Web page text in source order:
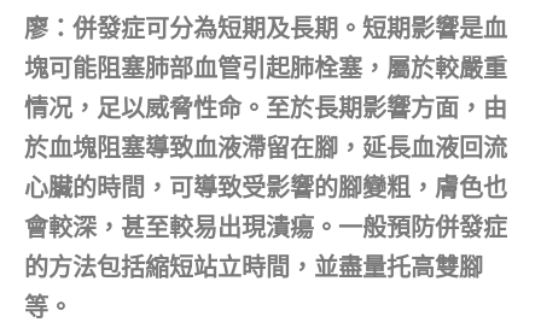
廖：併發症可分為短期及長期。短期影響是血
塊可能阻塞肺部血管引起肺栓塞，屬於較嚴重
情况，足以威脅性命。至於長期影響方面，由
於血塊阻塞導致血液滯留在腳，延長血液回流
心臟的時間，可導致受影響的腳變粗，膚色也
會較深，甚至較易出現潰瘍。一般預防併發症
的方法包括縮短站立時間，並盡量托高雙腳
等。